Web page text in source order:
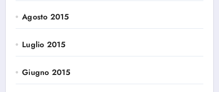
Agosto 2015
Luglio 2015
Giugno 2015